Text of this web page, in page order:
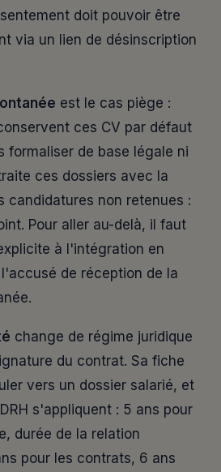
doit pouvoir être
via un lien de désinscription
est le cas piège :
ces CV par défaut
formaliser de base légale ni
ces dossiers avec la
candidatures non retenues :
Pour aller au-delà, il faut
à l'intégration en
de réception de la
change de régime juridique
du contrat. Sa fiche
vers un dossier salarié, et
s'appliquent : 5 ans pour
durée de la relation
pour les contrats, 6 ans